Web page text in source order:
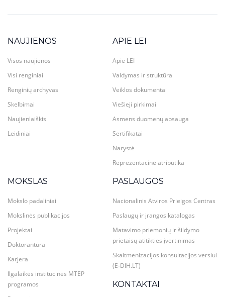
NAUJIENOS
Visos naujienos
Visi renginiai
Renginių archyvas
Skelbimai
Naujienlaiškis
Leidiniai
APIE LEI
Apie LEI
Valdymas ir struktūra
Veiklos dokumentai
Viešieji pirkimai
Asmens duomenų apsauga
Sertifikatai
Narystė
Reprezentacinė atributika
MOKSLAS
Mokslo padaliniai
Mokslinės publikacijos
Projektai
Doktorantūra
Karjera
Ilgalaikės institucinės MTEP
programos
PASLAUGOS
Nacionalinis Atviros Prieigos Centras
Paslaugų ir įrangos katalogas
Matavimo priemonių ir šildymo
prietaisų atitikties įvertinimas
Skaitmenizacijos konsultacijos verslui
(E-DIH.LT)
KONTAKTAI